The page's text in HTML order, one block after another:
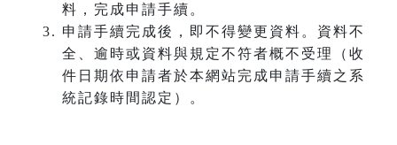
料，完成申請手續。
申請手續完成後，即不得變更資料。資料不
全、逾時或資料與規定不符者概不受理（收
件日期依申請者於本網站完成申請手續之系
統記錄時間認定）。